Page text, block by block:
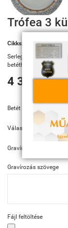
Trófea 3
Cikkszám:
X101/P514,
Serleghez választható
betéthez vagy E-Sport
4 320 Ft
Betét
Választható méret
Gravírozás
Gravírozás szövege
Fájl feltöltése